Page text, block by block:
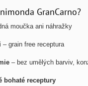
GranCarno?
moučka ani náhražky
– grain free receptura
– bez umělých barviv,
bohaté receptury